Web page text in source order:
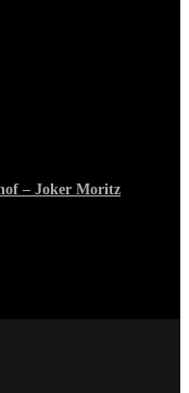
– Joker Moritz